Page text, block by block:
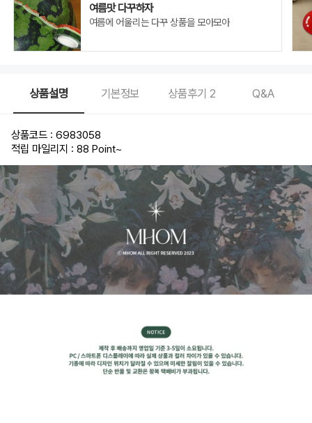
여름맛 다꾸하자
여름에 어울리는 다꾸 상품을 모아모아
상품설명 기본정보 상품후기 2 Q&A
상품코드 : 6983058
적립 마일리지 : 88 Point~